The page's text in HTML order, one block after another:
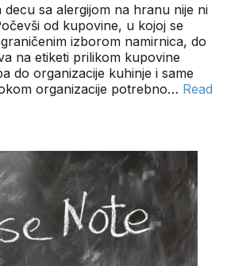
sa alergijom na hranu nije ni
od kupovine, u kojoj se
izborom namirnica, do
na etiketi prilikom kupovine
do organizacije kuhinje i same
organizacije potrebno… Read